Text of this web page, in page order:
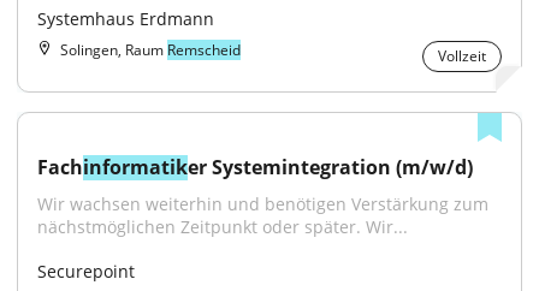
Systemhaus Erdmann
Solingen, Raum Remscheid Vollzeit
Fachinformatiker Systemintegration (m/w/d)
Wir wachsen weiterhin und benötigen Verstärkung zum
nächstmöglichen Zeitpunkt oder später. Wir...
Securepoint